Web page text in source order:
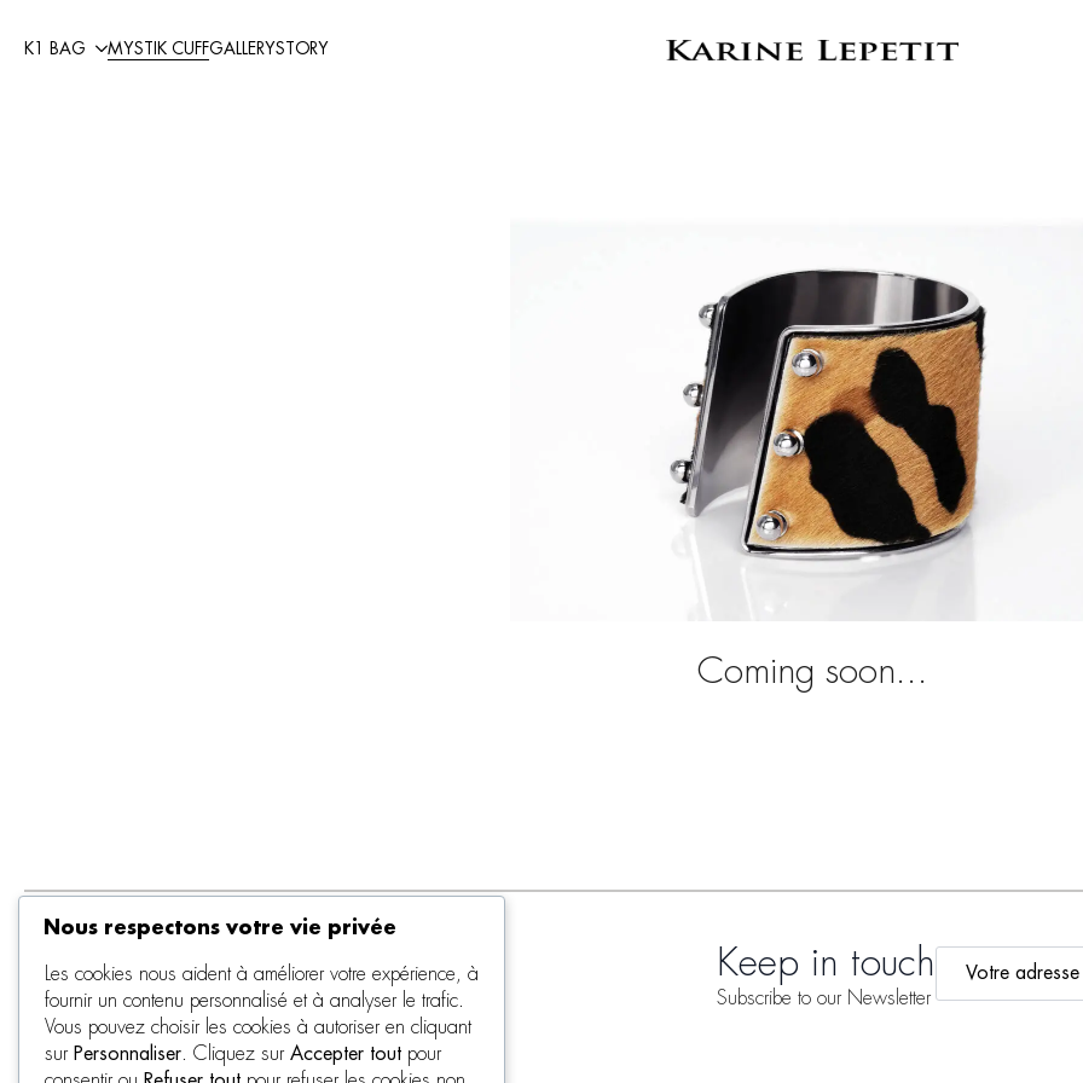
K1 BAG MYSTIK CUFFGALLERYSTORY
Coming soon...
Keep in touch
Subscribe to our Newsletter
Email
Nous respectons votre vie privée
Les cookies nous aident à améliorer votre expérience, à
fournir un contenu personnalisé et à analyser le trafic.
Vous pouvez choisir les cookies à autoriser en cliquant
sur Personnaliser. Cliquez sur Accepter tout pour